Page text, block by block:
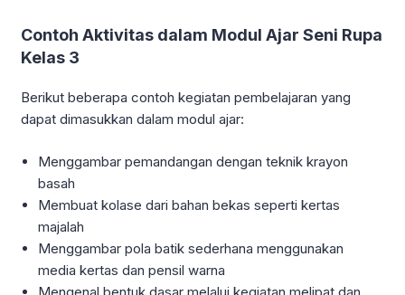
Contoh Aktivitas dalam Modul Ajar Seni Rupa
Kelas 3
Berikut beberapa contoh kegiatan pembelajaran yang
dapat dimasukkan dalam modul ajar:
Menggambar pemandangan dengan teknik krayon
basah
Membuat kolase dari bahan bekas seperti kertas
majalah
Menggambar pola batik sederhana menggunakan
media kertas dan pensil warna